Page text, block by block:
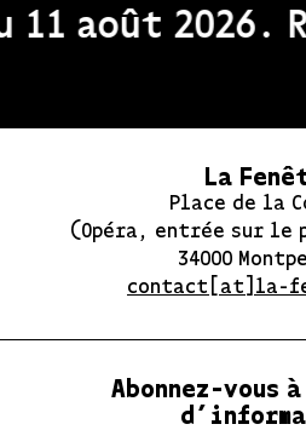
août 2026.
La
Place de la
(Opéra, entrée sur
34000
contact[at]la-
Abonnez-